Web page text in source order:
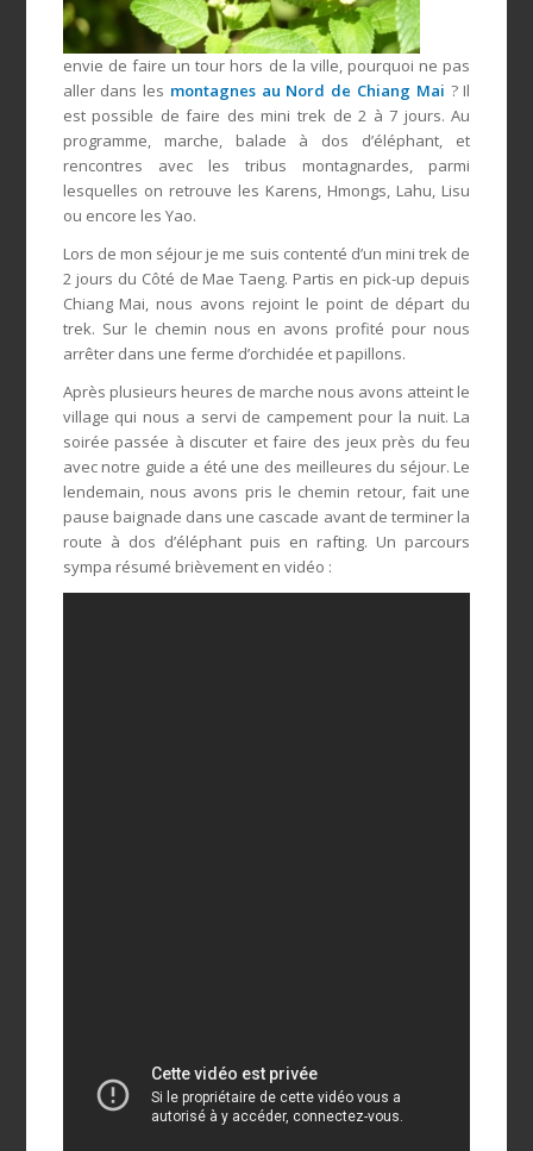
envie de faire un tour hors de la ville, pourquoi ne pas
aller dans les montagnes au Nord de Chiang Mai ? Il
est possible de faire des mini trek de 2 à 7 jours. Au
programme, marche, balade à dos d’éléphant, et
rencontres avec les tribus montagnardes, parmi
lesquelles on retrouve les Karens, Hmongs, Lahu, Lisu
ou encore les Yao.
Lors de mon séjour je me suis contenté d’un mini trek de
2 jours du Côté de Mae Taeng. Partis en pick-up depuis
Chiang Mai, nous avons rejoint le point de départ du
trek. Sur le chemin nous en avons profité pour nous
arrêter dans une ferme d’orchidée et papillons.
Après plusieurs heures de marche nous avons atteint le
village qui nous a servi de campement pour la nuit. La
soirée passée à discuter et faire des jeux près du feu
avec notre guide a été une des meilleures du séjour. Le
lendemain, nous avons pris le chemin retour, fait une
pause baignade dans une cascade avant de terminer la
route à dos d’éléphant puis en rafting. Un parcours
sympa résumé brièvement en vidéo :